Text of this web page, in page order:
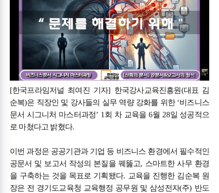
[한국프라임저널 최여진 기자] 한국강사교육진흥원(대표 김
순복)은 직장인 및 강사들의 실무 역량 강화를 위한 ‘비즈니스
문서 시그니처 마스터과정’ 1 회 차 교육을 6월 28일 성공적으
로 마쳤다고 밝혔다.
이번 과정은 공공기관과 기업 등 비즈니스 환경에서 필수적인
공문서 및 보고서 작성의 본질을 꿰뚫고, 스마트한 사무 환경
을 구축하는 것을 목표로 기획됐다. 교육을 진행한 김순복 원
장은 전 경기도교육청 교육행정 공무원 및 삼성전자(주) 반도